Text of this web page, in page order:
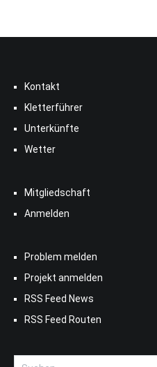
Kontakt
Kletterführer
Unterkünfte
Wetter
Mitgliedschaft
Anmelden
Problem melden
Projekt anmelden
RSS Feed News
RSS Feed Routen
Suchen